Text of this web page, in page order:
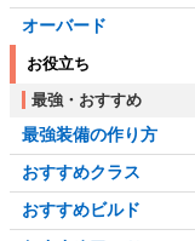
オーバード
お役立ち
最強・おすすめ
最強装備の作り方
おすすめクラス
おすすめビルド